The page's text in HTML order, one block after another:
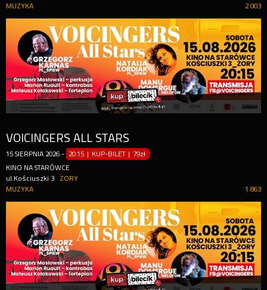
2 003
MUZYKA
VOICINGERS ALL STARS
15 SIERPNIA 2026 - 20:15 | KUP-BILET | 79zł
KINO NA STARÓWCE
ul.Kościuszki 3
ŻORY
1 863
MUZYKA